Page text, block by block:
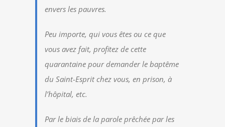
envers les pauvres.
Peu importe, qui vous êtes ou ce que
vous avez fait, profitez de cette
quarantaine pour demander le baptême
du Saint-Esprit chez vous, en prison, à
l’hôpital, etc.
Par le biais de la parole prêchée par les